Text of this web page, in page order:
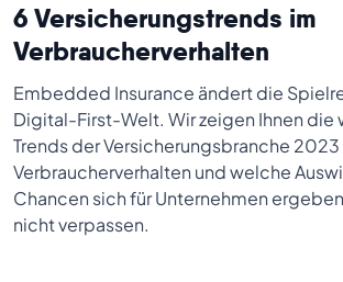
6 Versicherungstrends im
Verbraucherverhalten
Embedded Insurance ändert die
Digital-First-Welt. Wir zeigen Ihnen die
Trends der Versicherungsbranche 2023
Verbraucherverhalten und welche
Chancen sich für Unternehmen
nicht verpassen.